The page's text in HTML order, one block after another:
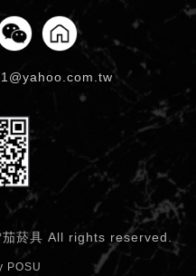
菸具 All rights reserved.
POSU